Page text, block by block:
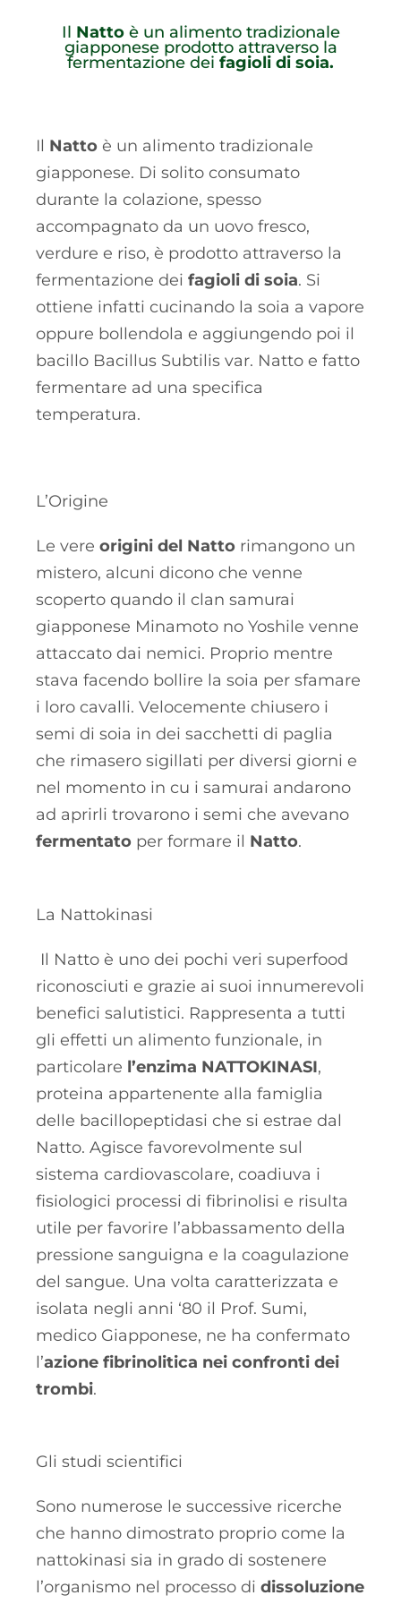
Il Nattoè un alimento tradizionale
giapponese prodotto attraverso la
fermentazione dei fagioli di soia.
Il Natto è un alimento tradizionale
giapponese. Di solito consumato
durante la colazione, spesso
accompagnato da un uovo fresco,
verdure e riso, è prodotto attraverso la
fermentazione dei fagioli di soia. Si
ottiene infatti cucinando la soia a vapore
oppure bollendola e aggiungendo poi il
bacillo Bacillus Subtilis var. Natto e fatto
fermentare ad una specifica
temperatura.
L’Origine
Le vere origini del Natto rimangono un
mistero, alcuni dicono che venne
scoperto quando il clan samurai
giapponese Minamoto no Yoshile venne
attaccato dai nemici. Proprio mentre
stava facendo bollire la soia per sfamare
i loro cavalli. Velocemente chiusero i
semi di soia in dei sacchetti di paglia
che rimasero sigillati per diversi giorni e
nel momento in cu i samurai andarono
ad aprirli trovarono i semi che avevano
fermentato per formare il Natto.
La Nattokinasi
Il Natto è uno dei pochi veri superfood
riconosciuti e grazie ai suoi innumerevoli
benefici salutistici. Rappresenta a tutti
gli effetti un alimento funzionale, in
particolare l’enzima NATTOKINASI,
proteina appartenente alla famiglia
delle bacillopeptidasi che si estrae dal
Natto. Agisce favorevolmente sul
sistema cardiovascolare, coadiuva i
fisiologici processi di fibrinolisi e risulta
utile per favorire l’abbassamento della
pressione sanguigna e la coagulazione
del sangue. Una volta caratterizzata e
isolata negli anni ‘80 il Prof. Sumi,
medico Giapponese, ne ha confermato
l’azione fibrinolitica nei confronti dei
trombi.
Gli studi scientifici
Sono numerose le successive ricerche
che hanno dimostrato proprio come la
nattokinasi sia in grado di sostenere
l’organismo nel processo di dissoluzione